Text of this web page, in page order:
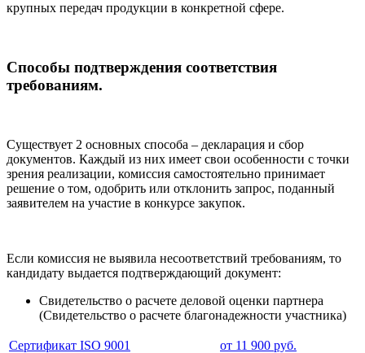
крупных передач продукции в конкретной сфере.
Способы подтверждения соответствия
требованиям.
Существует 2 основных способа – декларация и сбор
документов. Каждый из них имеет свои особенности с точки
зрения реализации, комиссия самостоятельно принимает
решение о том, одобрить или отклонить запрос, поданный
заявителем на участие в конкурсе закупок.
Если комиссия не выявила несоответствий требованиям, то
кандидату выдается подтверждающий документ:
Свидетельство о расчете деловой оценки партнера
(Свидетельство о расчете благонадежности участника)
Сертификат ISO 9001
от 11 900 руб.